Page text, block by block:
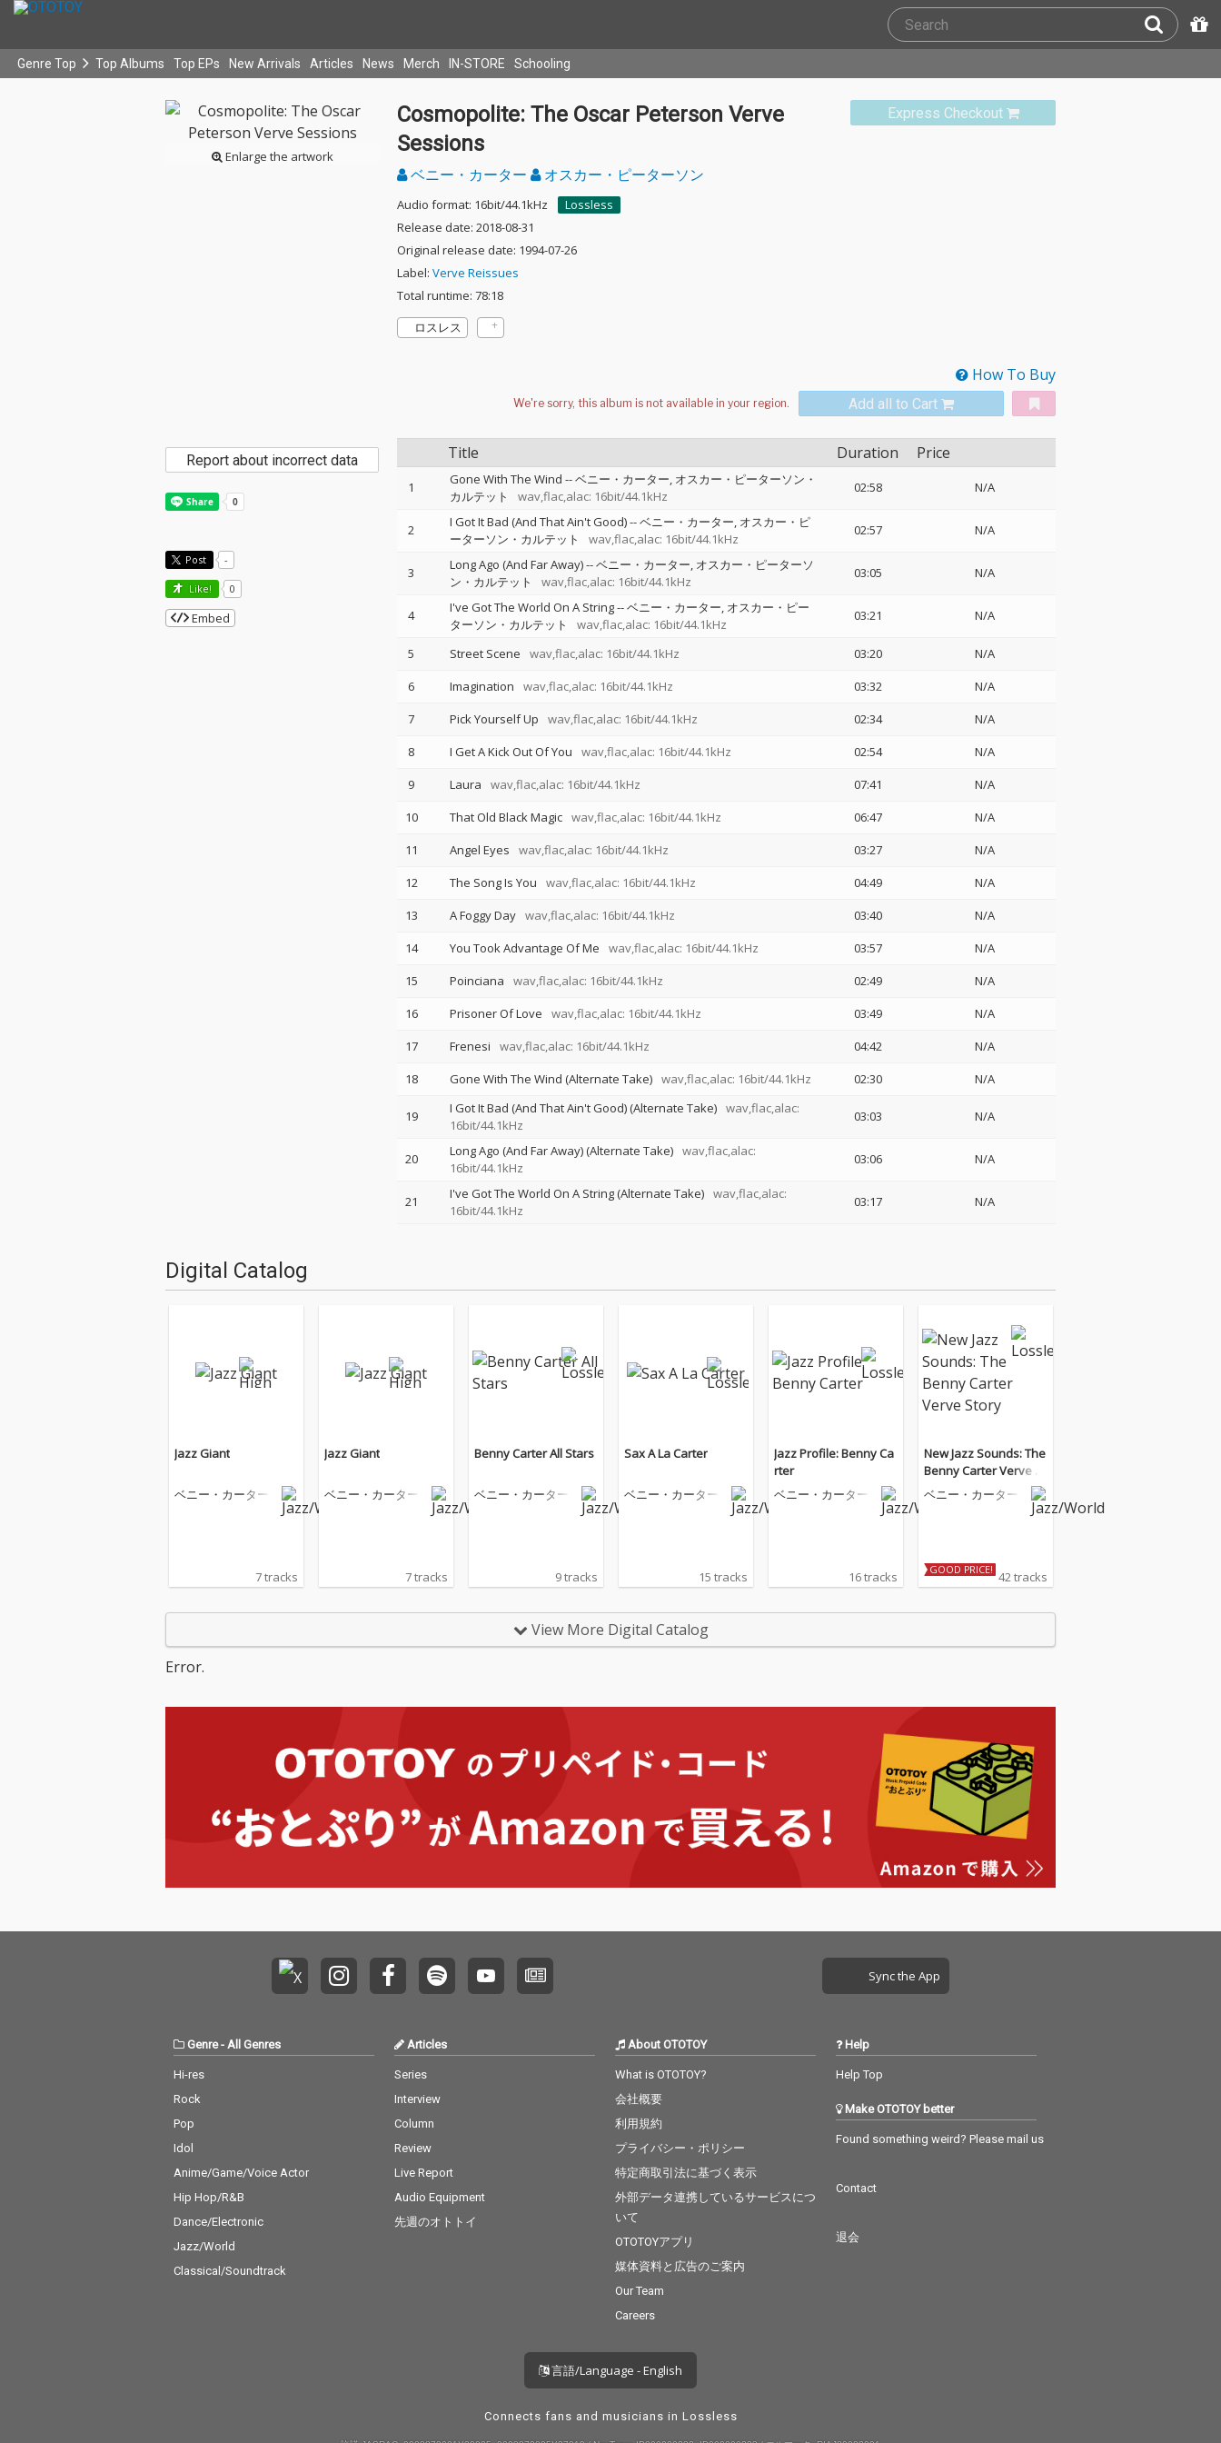
Genre Top Top Albums Top EPs New Arrivals Articles News Merch IN-STORE Schooling
Enlarge the artwork
Express Checkout
Cosmopolite: The Oscar Peterson Verve
Sessions
ベニー・カーター オスカー・ピーターソン
Audio format: 16bit/44.1kHz
Lossless
Release date: 2018-08-31
Original release date: 1994-07-26
Label: Verve Reissues
Total runtime: 78:18
ロスレス
How To Buy
Add all to Cart
Title Duration Price
1 Gone With The Wind --ベニー・カーター オスカー・ピーターソン・
カルテット
wav,flac,alac: 16bit/44.1kHz
02:58 N/A
2 I Got It Bad (And That Ain't Good)--ベニー・カーター オスカー・ピ
ーターソン・カルテット
wav,flac,alac: 16bit/44.1kHz
02:57 N/A
3 Long Ago (And Far Away)--ベニー・カーター オスカー・ピーターソ
ン・カルテット
wav,flac,alac: 16bit/44.1kHz
03:05 N/A
4 I've Got The World On A String--ベニー・カーター オスカー・ピー
ターソン・カルテット
wav,flac,alac: 16bit/44.1kHz
03:21 N/A
5 Street Scene wav,flac,alac: 16bit/44.1kHz 03:20
N/A
6
Imagination wav,flac,alac: 16bit/44.1kHz 03:32
N/A
7
Pick Yourself Up wav,flac,alac: 16bit/44.1kHz 02:34
N/A
8
I Get A Kick Out Of You wav,flac,alac: 16bit/44.1kHz 02:54
N/A
9
Laura wav,flac,alac: 16bit/44.1kHz 07:41
N/A
10
That Old Black Magic wav,flac,alac: 16bit/44.1kHz 06:47
N/A
11
Angel Eyes wav,flac,alac: 16bit/44.1kHz 03:27
N/A
12
The Song Is You wav,flac,alac: 16bit/44.1kHz 04:49
N/A
13
A Foggy Day wav,flac,alac: 16bit/44.1kHz 03:40
N/A
14
You Took Advantage Of Me wav,flac,alac: 16bit/44.1kHz 03:57
N/A
15
Poinciana wav,flac,alac: 16bit/44.1kHz 02:49
N/A
16
Prisoner Of Love wav,flac,alac: 16bit/44.1kHz 03:49
N/A
17
Frenesi wav,flac,alac: 16bit/44.1kHz 04:42
N/A
18
Gone With The Wind (Alternate Take) wav,flac,alac: 16bit/44.1kHz 02:30 N/A
19 I Got It Bad (And That Ain't Good) (Alternate Take) wav,flac,alac:
16bit/44.1kHz
03:03 N/A
20 Long Ago (And Far Away) (Alternate Take) wav,flac,alac:
16bit/44.1kHz
03:06 N/A
21 I've Got The World On A String (Alternate Take) wav,flac,alac:
16bit/44.1kHz
03:17 N/A
Report about incorrect data
Post -
Like! 0
Embed
Digital Catalog
Jazz Giant
ベニー・カーター
7 tracks
Jazz Giant
ベニー・カーター
7 tracks
Benny Carter All Stars
ベニー・カーター
9 tracks
Sax A La Carter
ベニー・カーター
15 tracks
Jazz Profile: Benny Ca
rter
ベニー・カーター
16 tracks
New Jazz Sounds: The
Benny Carter Verve St
ory
ベニー・カーター
GOOD PRICE! 42 tracks
View More Digital Catalog
Error.
Sync the App
Genre- All Genres
Hi-res
Rock
Pop
Idol
Anime/Game/Voice Actor
Hip Hop/R&B
Dance/Electronic
Jazz/World
Classical/Soundtrack
Articles
Series
Interview
Column
Review
Live Report
Audio Equipment
先週のオトトイ
About OTOTOY
What is OTOTOY?
会社概要
利用規約
プライバシー・ポリシー
特定商取引法に基づく表示
外部データ連携しているサービスにつ
いて
OTOTOYアプリ
媒体資料と広告のご案内
Our Team
Careers
Help
Help Top
Make OTOTOY better
Found something weird? Please mail us
Contact
退会
言語/Language - English
Connects fans and musicians in Lossless